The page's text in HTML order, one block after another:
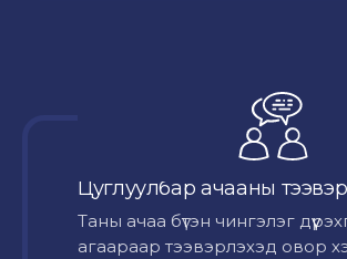
Цуглуулбар ачааны тээвэр
Таны ачаа бүтэн чингэлэг
агаараар тээвэрлэхэд овор